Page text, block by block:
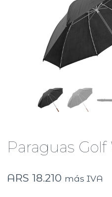
Paraguas Golf
ARS 18.210 más IVA